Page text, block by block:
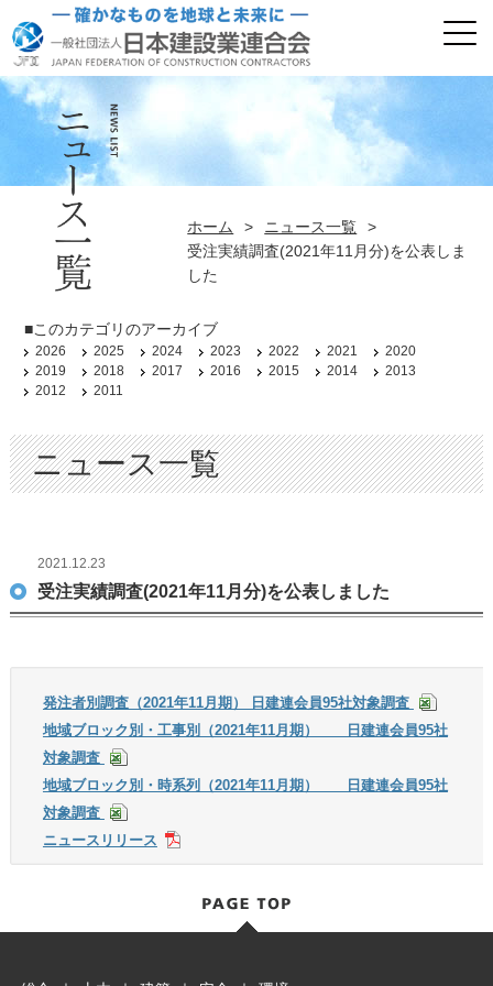
ホーム > ニュース一覧
>
受注実績調査(2021年11月分)を公表しま
した
ニュース一覧
2021.12.23
受注実績調査(2021年11月分)を公表しました
発注者別調査（2021年11月期） 日建連会員95社対象調査
地域ブロック別・工事別（2021年11月期） 日建連会員95社
対象調査
地域ブロック別・時系列（2021年11月期） 日建連会員95社
対象調査
ニュースリリース
■このカテゴリのアーカイブ
2026 2025 2024 2023 2022 2021
2020
2019
2018 2017 2016 2015 2014
2013
2012
2011